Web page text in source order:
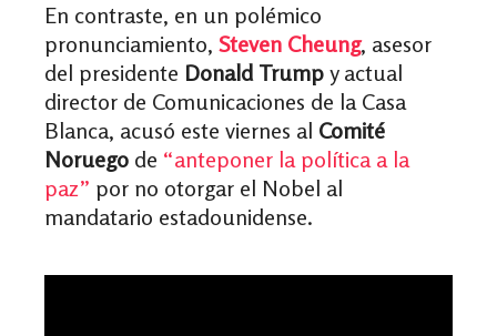
En contraste, en un polémico
pronunciamiento, Steven Cheung, asesor
del presidente Donald Trump y actual
director de Comunicaciones de la Casa
Blanca, acusó este viernes al Comité
Noruego de “anteponer la política a la
paz” por no otorgar el Nobel al
mandatario estadounidense.